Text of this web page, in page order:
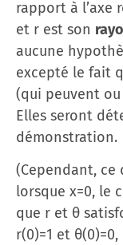
rapport à l’axe
et r est son
aucune
excepté le fait
(qui peuvent
Elles seront
démonstration.
(Cependant, ce
lorsque x=0, le
que r et θ
r(0)=1 et